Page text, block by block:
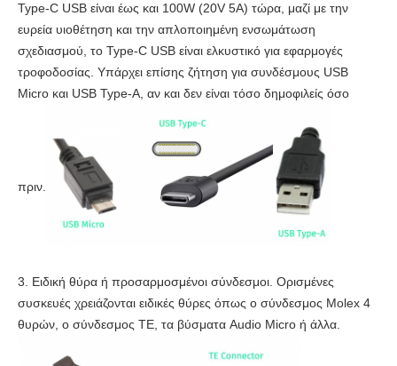
Type-C USB είναι έως και 100W (20V 5A) τώρα, μαζί με την
ευρεία υιοθέτηση και την απλοποιημένη ενσωμάτωση
σχεδιασμού, το Type-C USB είναι ελκυστικό για εφαρμογές
τροφοδοσίας. Υπάρχει επίσης ζήτηση για συνδέσμους USB
Micro και USB Type-A, αν και δεν είναι τόσο δημοφιλείς όσο
πριν.
3. Ειδική θύρα ή προσαρμοσμένοι σύνδεσμοι. Ορισμένες
συσκευές χρειάζονται ειδικές θύρες όπως ο σύνδεσμος Molex 4
θυρών, ο σύνδεσμος TE, τα βύσματα Audio Micro ή άλλα.